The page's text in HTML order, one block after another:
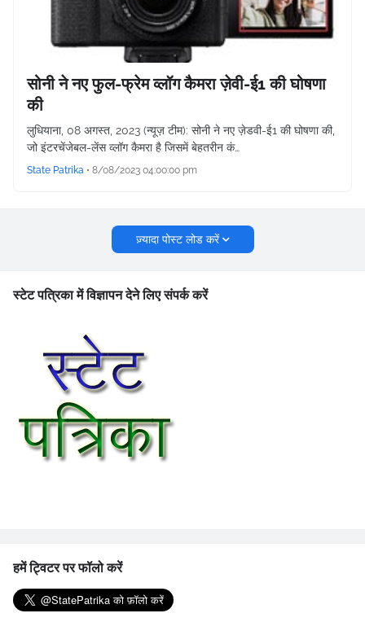
सोनी ने नए फुल-फ्रेम व्लॉग कैमरा ज़ेवी-ई1 की घोषणा
की
लुधियाना, 08 अगस्त, 2023 (न्यूज़ टीम): सोनी ने नए ज़ेडवी-ई1 की घोषणा की,
जो इंटरचेंजेबल-लेंस व्लॉग कैमरा है जिसमें बेहतरीन कं…
State Patrika • 8/08/2023 04:00:00 pm
ज़्यादा पोस्ट लोड करें
स्टेट पत्रिका में विज्ञापन देने लिए संपर्क करें
हमें ट्विटर पर फॉलो करें